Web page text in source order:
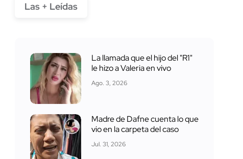
Las + Leídas
La llamada que el hijo del "R1"
le hizo a Valeria en vivo
Ago. 3, 2026
Madre de Dafne cuenta lo que
vio en la carpeta del caso
Jul. 31, 2026